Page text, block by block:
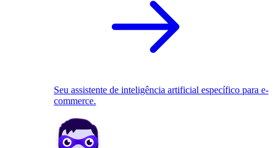
Seu assistente de inteligência artificial específico para e-
commerce.